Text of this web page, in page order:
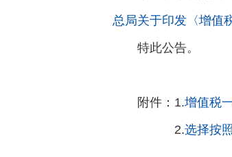
总局关于印发〈增值
特此公告。
附件：1.增值税
2.选择按